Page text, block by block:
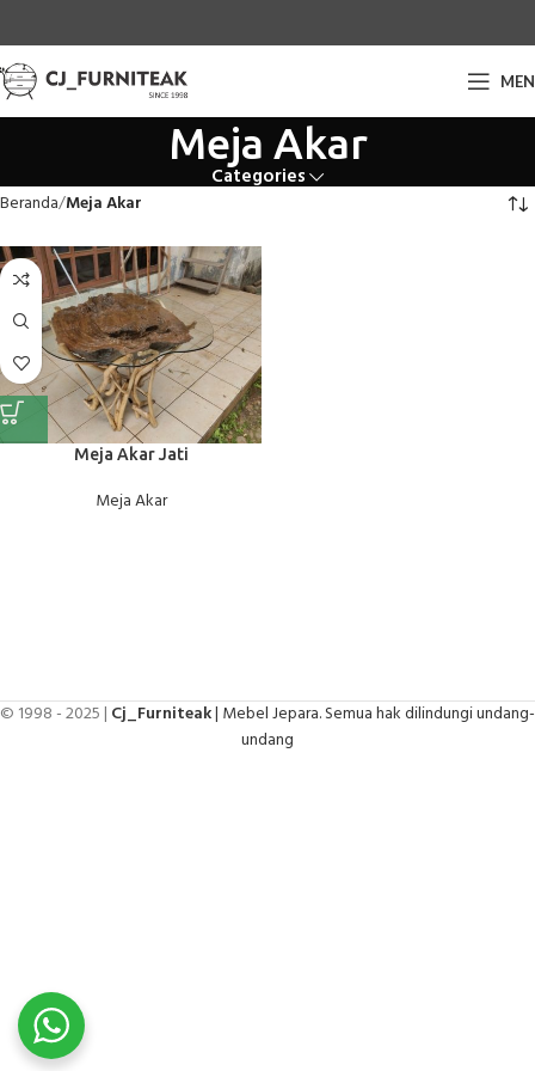
Meja Akar
Categories
Beranda Meja Akar
Meja Akar Jati
Meja Akar
© 1998 - 2025 | Cj_Furniteak| Mebel Jepara. Semua hak dilindungi undang-
undang